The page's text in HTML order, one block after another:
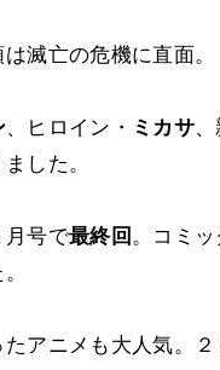
滅亡の危機に直面。
、ヒロイン・ ミカサ、
した。
月号で最終回 。コミ
アニメも大人気。